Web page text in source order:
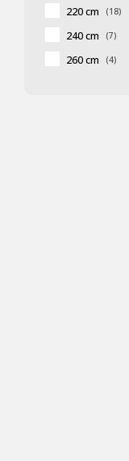
220 cm (18)
240 cm (7)
260 cm (4)